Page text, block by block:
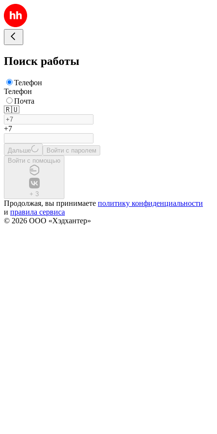
Поиск работы
Телефон
Телефон
Почта
🇷🇺
+7
Дальше
Войти с паролем
Войти с помощью
+ 3
Продолжая, вы принимаете политику конфиденциальности
и правила сервиса
© 2026 ООО «Хэдхантер»